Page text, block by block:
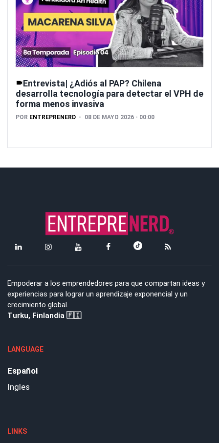
Entrevista| ¿Adiós al PAP? Chilena
desarrolla tecnología para detectar el VPH de
forma menos invasiva
POR ENTREPRENERD 08 DE MAYO 2026 - 00:00
Empoderar a los emprendedores para que compartan ideas y
experiencias para lograr un aprendizaje exponencial y un
crecimiento global.
Turku, Finlandia 🇫🇮
LANGUAGE
Español
Ingles
LINKS